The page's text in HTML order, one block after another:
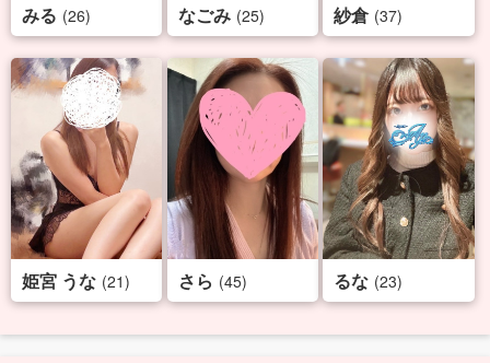
みる (26) なごみ (25) 紗倉 (37)
姫宮 うな (21) さら (45) るな (23)